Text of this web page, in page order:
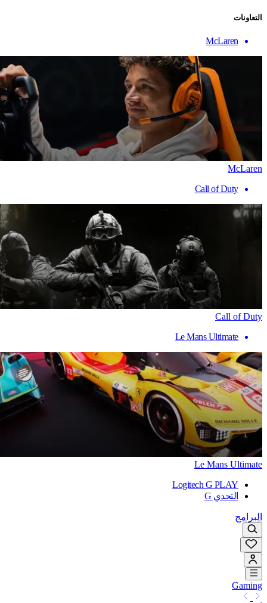
التعاونات
McLaren
McLaren
Call of Duty
Call of Duty
Le Mans Ultimate
Le Mans Ultimate
Logitech G PLAY
التحدي G
البرامج
Gaming